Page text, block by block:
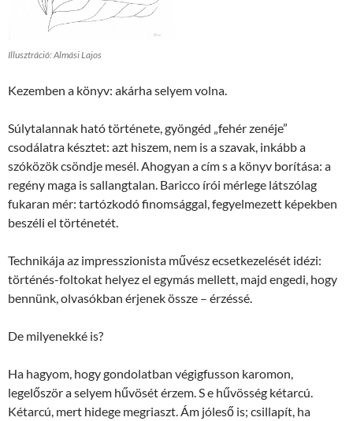
Illusztráció: Almási Lajos
Kezemben a könyv: akárha selyem volna.
Súlytalannak ható története, gyöngéd „fehér zenéje”
csodálatra késztet: azt hiszem, nem is a szavak, inkább a
szóközök csöndje mesél. Ahogyan a cím s a könyv borítása: a
regény maga is sallangtalan. Baricco írói mérlege látszólag
fukaran mér: tartózkodó finomsággal, fegyelmezett képekben
beszéli el történetét.
Technikája az impresszionista művész ecsetkezelését idézi:
történés-foltokat helyez el egymás mellett, majd engedi, hogy
bennünk, olvasókban érjenek össze – érzéssé.
De milyenekké is?
Ha hagyom, hogy gondolatban végigfusson karomon,
legelőször a selyem hűvösét érzem. S e hűvösség kétarcú.
Kétarcú, mert hidege megriaszt. Ám jóleső is; csillapít, ha